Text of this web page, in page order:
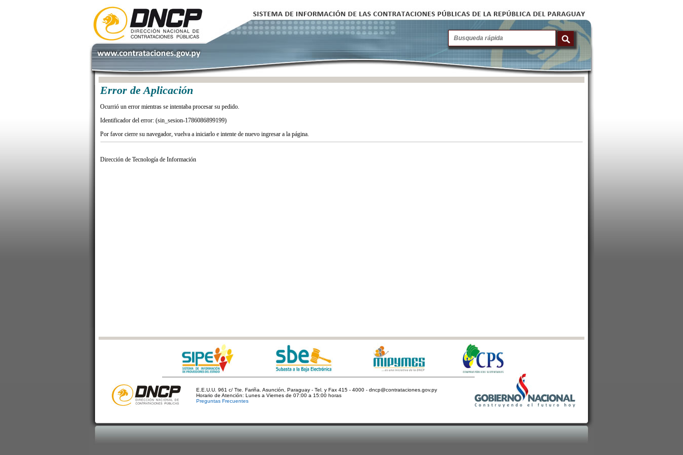
Error de Aplicación
Ocurrió un error mientras se intentaba procesar su pedido.
Identificador del error: (sin_sesion-1786086899199)
Por favor cierre su navegador, vuelva a iniciarlo e intente de nuevo ingresar a la página.
Dirección de Tecnología de Información
E.E.U.U. 961 c/ Tte. Fariña. Asunción, Paraguay - Tel. y Fax 415 - 4000 - dncp@contrataciones.gov.py
Horario de Atención: Lunes a Viernes de 07:00 a 15:00 horas
Preguntas Frecuentes